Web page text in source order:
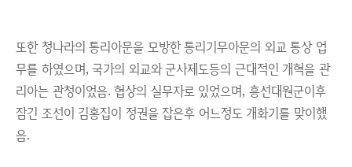
또한 청나라의 통리아문을 모방한 통리기무아문의 외교 통상 업
무를 하였으며, 국가의 외교와 군사제도등의 근대적인 개혁을 관
리아는 관청이었음. 협상의 실무자로 있었으며, 흥선대원군이후
잠긴 조선이 김홍집이 정권을 잡은후 어느정도 개화기를 맞이했
음.